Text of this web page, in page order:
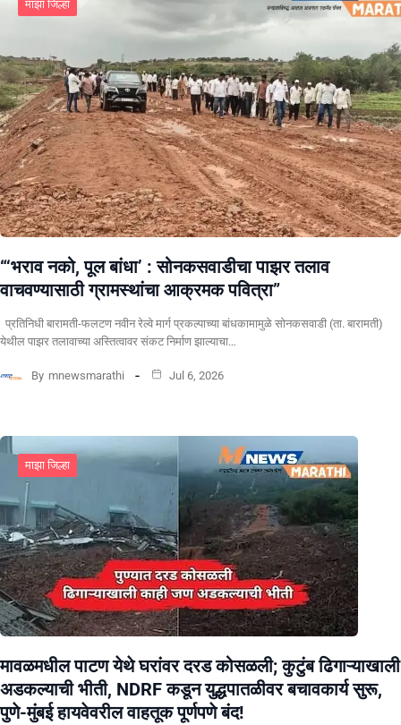
माझा जिल्हा
“‘भराव नको, पूल बांधा’ : सोनकसवाडीचा पाझर तलाव
वाचवण्यासाठी ग्रामस्थांचा आक्रमक पवित्रा”
प्रतिनिधी बारामती-फलटण नवीन रेल्वे मार्ग प्रकल्पाच्या बांधकामामुळे सोनकसवाडी (ता. बारामती)
येथील पाझर तलावाच्या अस्तित्वावर संकट निर्माण झाल्याचा…
By mnewsmarathi Jul 6, 2026
माझा जिल्हा
मावळमधील पाटण येथे घरांवर दरड कोसळली; कुटुंब ढिगाऱ्याखाली
अडकल्याची भीती, NDRF कडून युद्धपातळीवर बचावकार्य सुरू,
पुणे-मुंबई हायवेवरील वाहतूक पूर्णपणे बंद!